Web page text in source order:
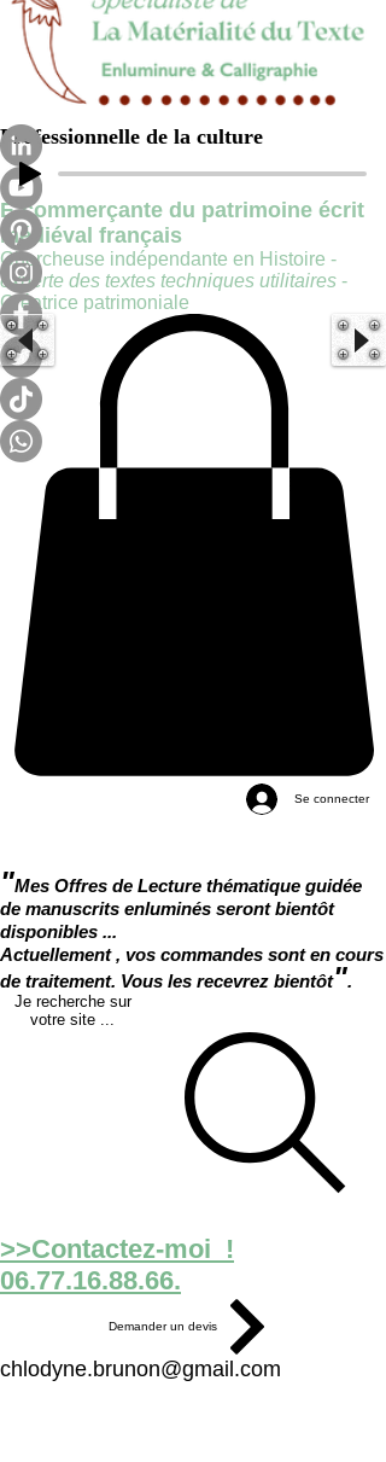
Professionnelle de la culture
E-commerçante du patrimoine écrit
médiéval français
Chercheuse indépendante en Histoire -
experte des textes techniques utilitaires -
Créatrice patrimoniale
Se connecter
"Mes Offres de Lecture thématique guidée
de manuscrits enluminés seront bientôt
disponibles ...
Actuellement , vos commandes sont en cours
de traitement. Vous les recevrez bientôt".
Je recherche sur
votre site ...
>>Contactez-moi !
06.77.16.88.66.
Demander un devis
chlodyne.brunon@gmail.com